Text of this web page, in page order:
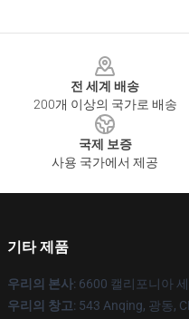
전 세계 배송
200개 이상의 국가로 배송
국제 보증
사용 국가에서 제공
기타 제품
우리의 본사: 6600 캘리포니아
우리의 창고: 543 Anqing, 광동,